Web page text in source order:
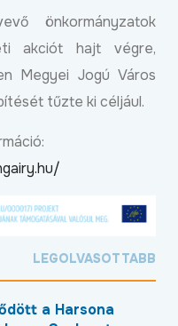
önkormányzatok
akciót hajt végre,
Megyei Jogú Város
tűzte ki céljául.
LEGOLVASOTTABB
a Harsona